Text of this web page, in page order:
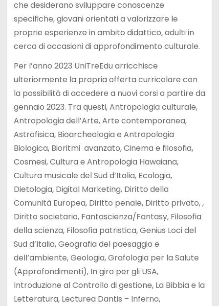
che desiderano sviluppare conoscenze
specifiche, giovani orientati a valorizzare le
proprie esperienze in ambito didattico, adulti in
cerca di occasioni di approfondimento culturale.
Per l’anno 2023 UniTreEdu arricchisce
ulteriormente la propria offerta curricolare con
la possibilità di accedere a nuovi corsi a partire da
gennaio 2023. Tra questi, Antropologia culturale,
Antropologia dell’Arte, Arte contemporanea,
Astrofisica, Bioarcheologia e Antropologia
Biologica, Bioritmi avanzato, Cinema e filosofia,
Cosmesi, Cultura e Antropologia Hawaiana,
Cultura musicale del Sud d’Italia, Ecologia,
Dietologia, Digital Marketing, Diritto della
Comunità Europea, Diritto penale, Diritto privato, ,
Diritto societario, Fantascienza/Fantasy, Filosofia
della scienza, Filosofia patristica, Genius Loci del
Sud d’Italia, Geografia del paesaggio e
dell’ambiente, Geologia, Grafologia per la Salute
(Approfondimenti), In giro per gli USA,
Introduzione al Controllo di gestione, La Bibbia e la
Letteratura, Lecturea Dantis – Inferno,